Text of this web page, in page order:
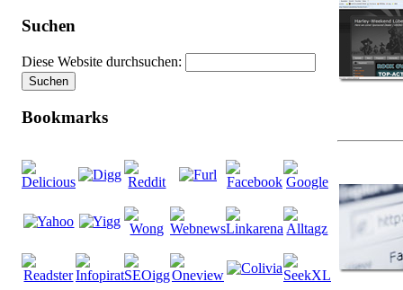
Suchen
Diese Website durchsuchen:
Bookmarks